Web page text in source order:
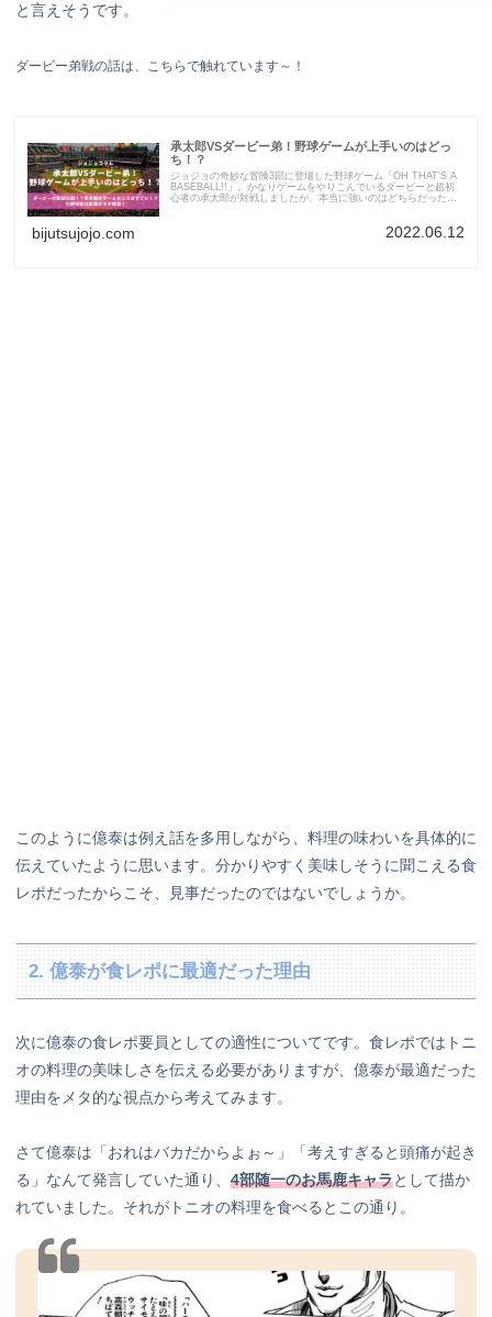
と言えそうです。
ダービー弟戦の話は、こちらで触れています～！
承太郎VSダービー弟！野球ゲームが上手いのはどっ
ち！？
ジョジョの奇妙な冒険3部に登場した野球ゲーム「OH THAT'S A
BASEBALL!!」。かなりゲームをやりこんでいるダービーと超初
心者の承太郎が対戦しましたが、本当に強いのはどちらだったの
bijutsujojo.com 2022.06.12
このように億泰は例え話を多用しながら、料理の味わいを具体的に
伝えていたように思います。分かりやすく美味しそうに聞こえる食
レポだったからこそ、見事だったのではないでしょうか。
2. 億泰が食レポに最適だった理由
次に億泰の食レポ要員としての適性についてです。食レポではトニ
オの料理の美味しさを伝える必要がありますが、億泰が最適だった
理由をメタ的な視点から考えてみます。
さて億泰は「おれはバカだからよぉ～」「考えすぎると頭痛が起き
る」なんて発言していた通り、 4部随一のお馬鹿キャラとして描か
れていました。それがトニオの料理を食べるとこの通り。